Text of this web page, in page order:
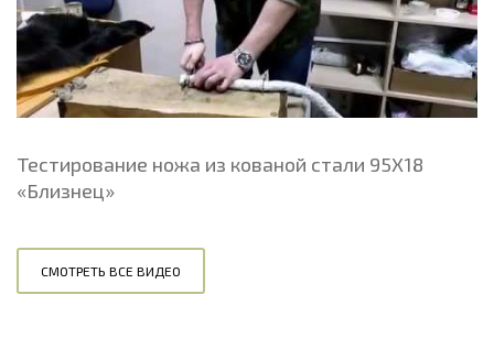
Тестирование ножа из кованой стали 95Х18
«Близнец»
СМОТРЕТЬ ВСЕ ВИДЕО